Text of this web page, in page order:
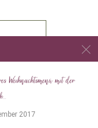
Weihnachtsmenü mit der
2017